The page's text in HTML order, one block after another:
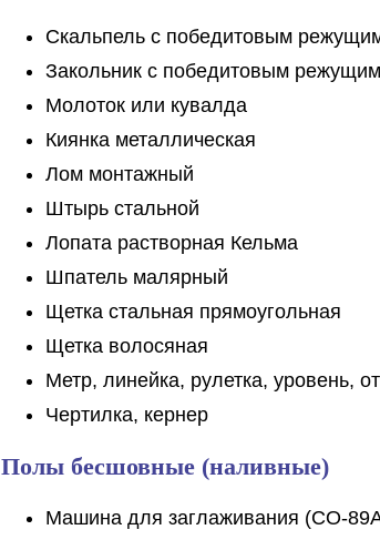
Скальпель с победитовым
Закольник с победитовым
Молоток или кувалда
Киянка металлическая
Лом монтажный
Штырь стальной
Лопата растворная Кельма
Шпатель малярный
Щетка стальная прямоугольная
Щетка волосяная
Метр, линейка, рулетка, уровень,
Чертилка, кернер
Полы бесшовные (наливные)
Машина для заглаживания (СО-